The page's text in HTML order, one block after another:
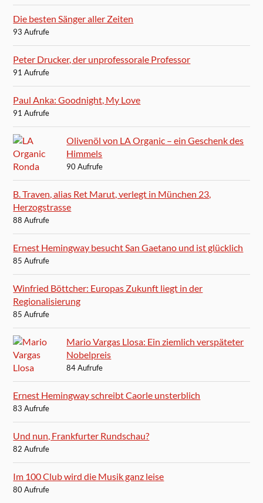
Die besten Sänger aller Zeiten
93 Aufrufe
Peter Drucker, der unprofessorale Professor
91 Aufrufe
Paul Anka: Goodnight, My Love
91 Aufrufe
Olivenöl von LA Organic – ein Geschenk des
Himmels
90 Aufrufe
B. Traven, alias Ret Marut, verlegt in München 23,
Herzogstrasse
88 Aufrufe
Ernest Hemingway besucht San Gaetano und ist glücklich
85 Aufrufe
Winfried Böttcher: Europas Zukunft liegt in der
Regionalisierung
85 Aufrufe
Mario Vargas Llosa: Ein ziemlich verspäteter
Nobelpreis
84 Aufrufe
Ernest Hemingway schreibt Caorle unsterblich
83 Aufrufe
Und nun, Frankfurter Rundschau?
82 Aufrufe
Im 100 Club wird die Musik ganz leise
80 Aufrufe